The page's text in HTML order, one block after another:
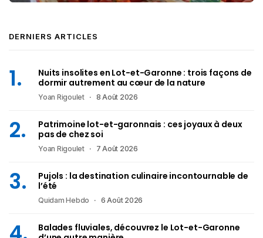
DERNIERS ARTICLES
Nuits insolites en Lot-et-Garonne : trois façons de
dormir autrement au cœur de la nature
Yoan Rigoulet 8 Août 2026
Patrimoine lot-et-garonnais : ces joyaux à deux
pas de chez soi
Yoan Rigoulet 7 Août 2026
Pujols : la destination culinaire incontournable de
l’été
Quidam Hebdo 6 Août 2026
Balades fluviales, découvrez le Lot-et-Garonne